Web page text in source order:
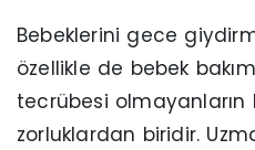
Bebeklerini gece
özellikle de bebek
tecrübesi olmayanların
zorluklardan biridir.